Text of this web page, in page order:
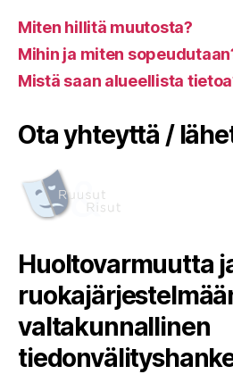
Miten hillitä muutosta?
Mihin ja miten
Mistä saan alueellista
Ota yhteyttä /
Huoltovarmuutta
valtakunnallinen